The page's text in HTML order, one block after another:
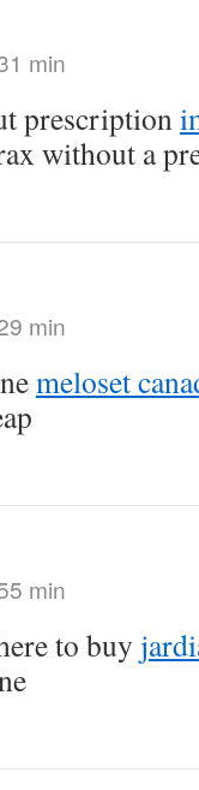
min
prescription
without a
min
meloset
min
to buy